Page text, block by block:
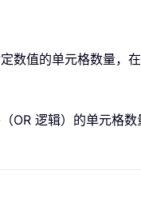
数值的单元格数量，
OR 逻辑）的单元格